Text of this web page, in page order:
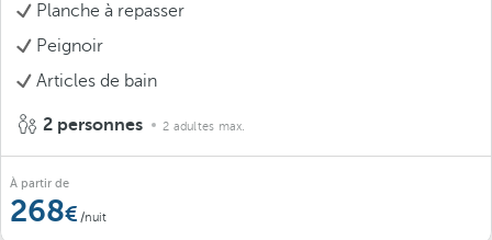
Planche à repasser
Peignoir
Articles de bain
2 personnes 2 adultes max.
À partir de
268 /nuit